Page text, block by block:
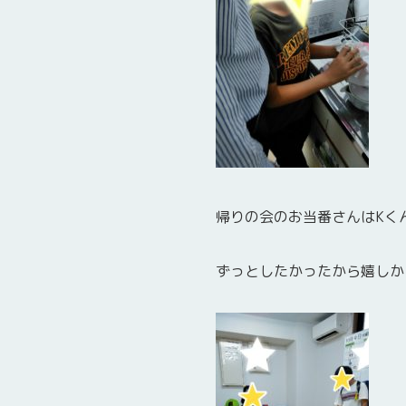
帰りの会のお当番さんはK
ずっとしたかったから嬉し